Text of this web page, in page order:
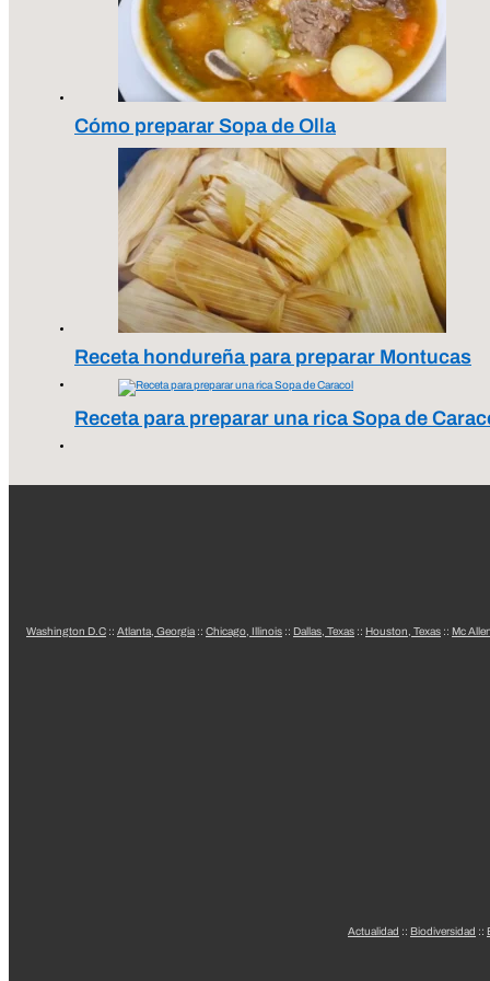
Cómo preparar Sopa de Olla
Receta hondureña para preparar Montucas
Receta para preparar una rica Sopa de
Washington D.C :: Atlanta, Georgia :: Chicago, Illinois :: Dallas, Texas :: Houston, Texas :: Mc
Actualidad :: Biodiversidad ::